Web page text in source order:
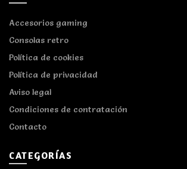
Accesorios gaming
Consolas retro
Política de cookies
Política de privacidad
Aviso legal
Condiciones de contratación
Contacto
CATEGORÍAS